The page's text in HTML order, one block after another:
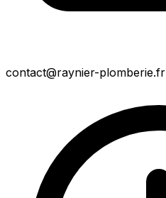
contact@raynier-plomberie.fr